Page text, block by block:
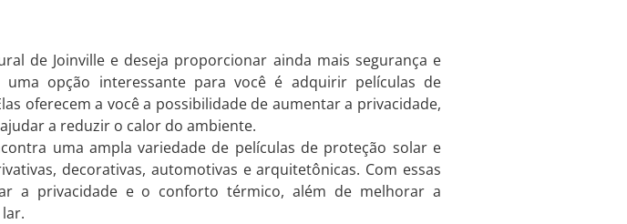
de Joinville e deseja proporcionar ainda mais segurança e
opção interessante para você é adquirir películas de
oferecem a você a possibilidade de aumentar a privacidade,
a reduzir o calor do ambiente.
uma ampla variedade de películas de proteção solar e
decorativas, automotivas e arquitetônicas. Com essas
a privacidade e o conforto térmico, além de melhorar a